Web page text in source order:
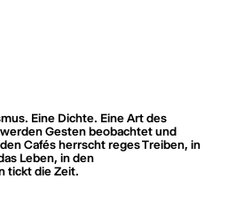
Eine Dichte. Eine Art des
Gesten beobachtet und
Cafés herrscht reges Treiben, in
Leben, in den
tickt die Zeit.